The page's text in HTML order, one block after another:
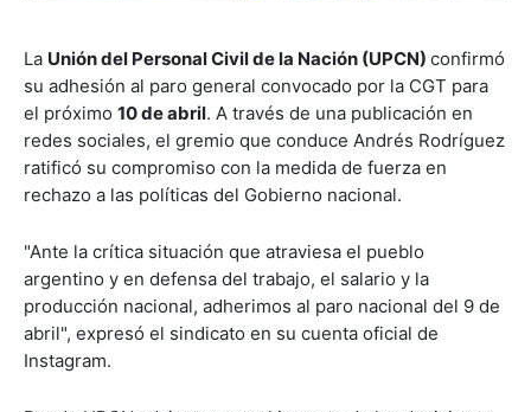
La Unión del Personal Civil de la Nación (UPCN) confirmó
su adhesión al paro general convocado por la CGT para
el próximo 10de abril. A través de una publicación en
redes sociales, el gremio que conduce Andrés Rodríguez
ratificó su compromiso con la medida de fuerza en
rechazo a las políticas del Gobierno nacional.
"Ante la crítica situación que atraviesa el pueblo
argentino y en defensa del trabajo, el salario y la
producción nacional, adherimos al paro nacional del 9 de
abril", expresó el sindicato en su cuenta oficial de
Instagram.